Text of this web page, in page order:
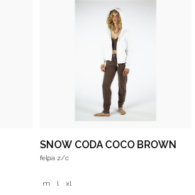
SNOW CODA COCO BROWN
felpa z/c
m l xl